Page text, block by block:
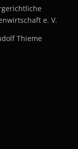
e. V.
Thieme